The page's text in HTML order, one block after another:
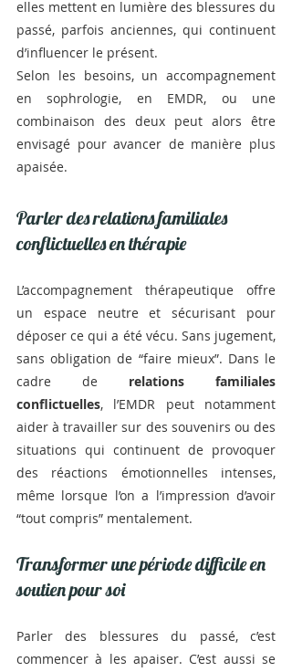
elles mettent en lumière des blessures du
passé, parfois anciennes, qui continuent
d’influencer le présent.
Selon les besoins, un accompagnement
en sophrologie, en EMDR, ou une
combinaison des deux peut alors être
envisagé pour avancer de manière plus
apaisée.
Parler des relations familiales
conflictuelles en thérapie
L’accompagnement thérapeutique offre
un espace neutre et sécurisant pour
déposer ce qui a été vécu. Sans jugement,
sans obligation de “faire mieux”. Dans le
cadre de relations familiales
conflictuelles, l’EMDR peut notamment
aider à travailler sur des souvenirs ou des
situations qui continuent de provoquer
des réactions émotionnelles intenses,
même lorsque l’on a l’impression d’avoir
“tout compris” mentalement.
Transformer une période difficile en
soutien pour soi
Parler des blessures du passé, c’est
commencer à les apaiser. C’est aussi se